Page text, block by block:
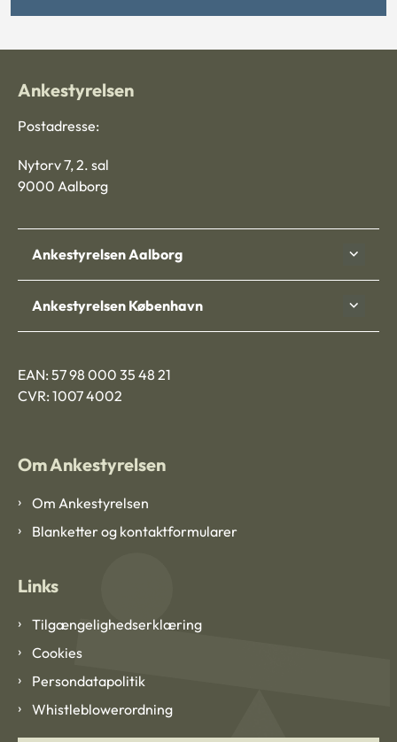
Ankestyrelsen
Postadresse:
Nytorv 7, 2. sal
9000 Aalborg
Ankestyrelsen Aalborg
Ankestyrelsen København
EAN: 57 98 000 35 48 21
CVR: 1007 4002
Om Ankestyrelsen
Om Ankestyrelsen
Blanketter og kontaktformularer
Links
Tilgængelighedserklæring
Cookies
Persondatapolitik
Whistleblowerordning